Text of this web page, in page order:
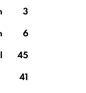
3
6
45
41